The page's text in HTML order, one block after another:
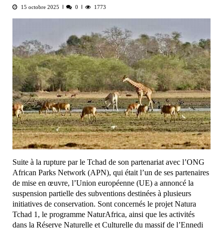
15 octobre 2025 0 1773
Suite à la rupture par le Tchad de son partenariat avec l’ONG
African Parks Network (APN), qui était l’un de ses partenaires
de mise en œuvre, l’Union européenne (UE) a annoncé la
suspension partielle des subventions destinées à plusieurs
initiatives de conservation. Sont concernés le projet Natura
Tchad 1, le programme NaturAfrica, ainsi que les activités
dans la Réserve Naturelle et Culturelle du massif de l’Ennedi